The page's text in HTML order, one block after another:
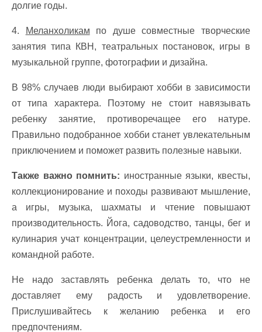
долгие годы.
4. Меланхоликам по душе совместные творческие
занятия типа КВН, театральных постановок, игры в
музыкальной группе, фотографии и дизайна.
В 98% случаев люди выбирают хобби в зависимости
от типа характера. Поэтому не стоит навязывать
ребенку занятие, противоречащее его натуре.
Правильно подобранное хобби станет увлекательным
приключением и поможет развить полезные навыки.
Также важно помнить: иностранные языки, квесты,
коллекционирование и походы развивают мышление,
а игры, музыка, шахматы и чтение повышают
производительность. Йога, садоводство, танцы, бег и
кулинария учат концентрации, целеустремленности и
командной работе.
Не надо заставлять ребенка делать то, что не
доставляет ему радость и удовлетворение.
Прислушивайтесь к желанию ребенка и его
предпочтениям.